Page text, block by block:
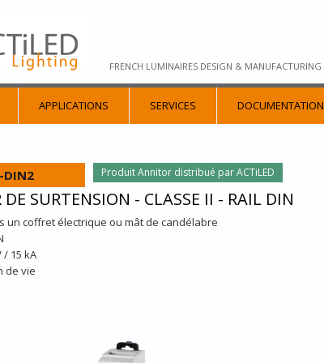
FRENCH LUMINAIRES DESIGN & MANUFACTURING
APPLICATIONS SERVICES DOCUMENTATION
DIN2 Produit Annitor distribué par ACTiLED
DE SURTENSION - CLASSE II - RAIL DIN
un coffret électrique ou mât de candélabre
/ 15 kA
de vie